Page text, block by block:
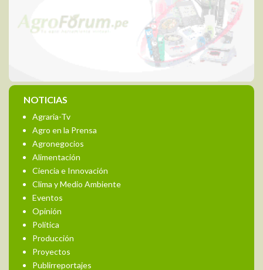
NOTICIAS
Agraria-Tv
Agro en la Prensa
Agronegocios
Alimentación
Ciencia e Innovación
Clima y Medio Ambiente
Eventos
Opinión
Política
Producción
Proyectos
Publirreportajes